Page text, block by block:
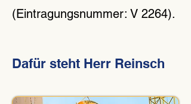
(Eintragungsnummer: V 2264).
Dafür steht Herr Reinsch